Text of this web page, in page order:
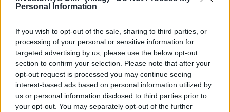
Personal Information
If you wish to opt-out of the sale, sharing to third parties, or
processing of your personal or sensitive information for
targeted advertising by us, please use the below opt-out
section to confirm your selection. Please note that after your
opt-out request is processed you may continue seeing
interest-based ads based on personal information utilized by
us or personal information disclosed to third parties prior to
your opt-out. You may separately opt-out of the further
triggere i Italia
Zenith Energy har gass i produksjon og
200 megawatt sol på tegnebrettet i Italia.
Sjefen forklarer hva aksjonærer bør
merke seg i tiden fremover.